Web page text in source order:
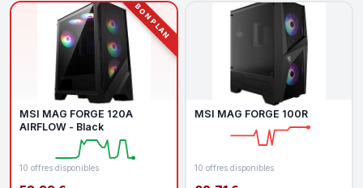
BON PLAN
MSI MAG FORGE 120A
AIRFLOW - Black
10 offres disponibles
MSI MAG FORGE 100R
10 offres disponibles